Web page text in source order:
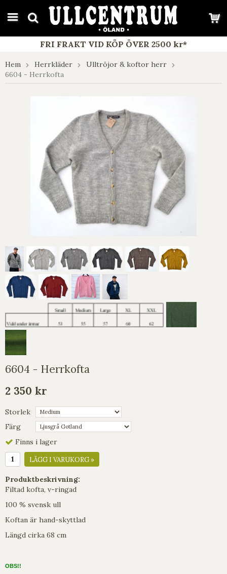
google-site-verification: google7e4b1026db5d9f32.html
FRI FRAKT VID KÖP ÖVER 2500 kr*
Hem Herrkläder
Ulltröjor & koftor herr
6604 - Herrkofta
6604 - Herrkofta
2 350 kr
Storlek
Färg
Finns i lager
LÄGG I VARUKORG »
Produktbeskrivning:
Filtad kofta, v-ringad
100 % svensk ull
Koftan är hand-skyttlad
Längd cirka 68 cm
OBS!!